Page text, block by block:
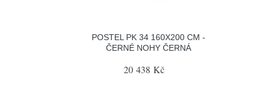
POSTEL PK 34 160X200 CM -
ČERNÉ NOHY ČERNÁ
20 438 Kč